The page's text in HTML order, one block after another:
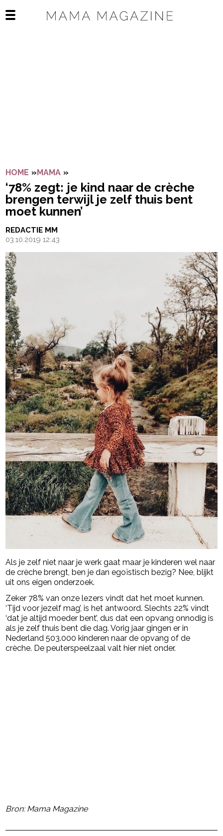
Open het mobiele menu
HOME »MAMA »
‘78% zegt: je kind naar de crèche
brengen terwijl je zelf thuis bent
moet kunnen’
REDACTIE MM
03.10.2019 12:43
Als je zelf niet naar je werk gaat maar je kinderen wel naar
de crèche brengt, ben je dan egoïstisch bezig? Nee, blijkt
uit ons eigen onderzoek.
Zeker 78% van onze lezers vindt dat het moet kunnen.
‘Tijd voor jezelf mag’, is het antwoord. Slechts 22% vindt
‘dat je altijd moeder bent’, dus dat een opvang onnodig is
als je zelf thuis bent die dag. Vorig jaar gingen er in
Nederland 503.000 kinderen naar de opvang of de
crèche. De peuterspeelzaal valt hier niet onder.
Bron: Mama Magazine